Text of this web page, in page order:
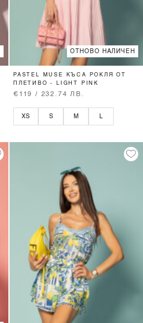
ОТНОВО НАЛИЧЕН
PASTEL MUSE КЪСА РОКЛЯ ОТ
ПЛЕТИВО - LIGHT PINK
€119 / 232.74 ЛВ.
XS S M L